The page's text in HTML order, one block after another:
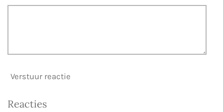
Verstuur reactie
Reacties